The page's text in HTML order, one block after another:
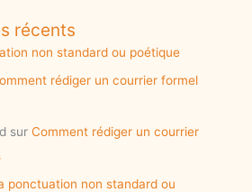
récents
non standard ou poétique
rédiger un courrier formel
surComment rédiger un courrier
ponctuation non standard ou